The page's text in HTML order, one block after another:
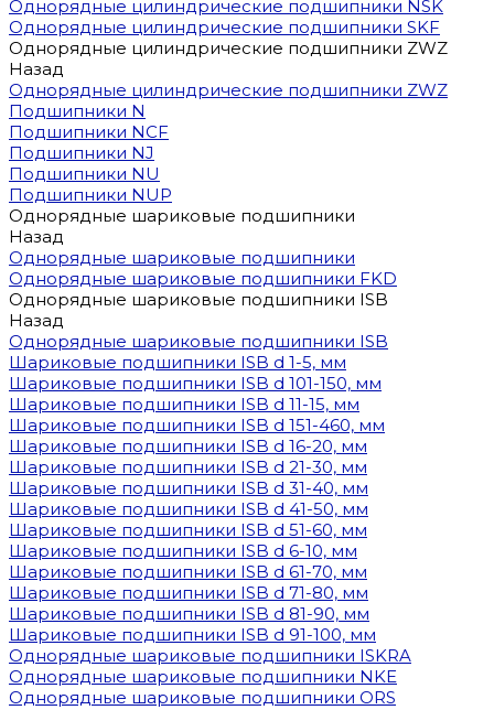
Однорядные цилиндрические подшипники NSK
Однорядные цилиндрические подшипники SKF
Однорядные цилиндрические подшипники ZWZ
Назад
Однорядные цилиндрические подшипники ZWZ
Подшипники N
Подшипники NCF
Подшипники NJ
Подшипники NU
Подшипники NUP
Однорядные шариковые подшипники
Назад
Однорядные шариковые подшипники
Однорядные шариковые подшипники FKD
Однорядные шариковые подшипники ISB
Назад
Однорядные шариковые подшипники ISB
Шариковые подшипники ISB d 1-5, мм
Шариковые подшипники ISB d 101-150, мм
Шариковые подшипники ISB d 11-15, мм
Шариковые подшипники ISB d 151-460, мм
Шариковые подшипники ISB d 16-20, мм
Шариковые подшипники ISB d 21-30, мм
Шариковые подшипники ISB d 31-40, мм
Шариковые подшипники ISB d 41-50, мм
Шариковые подшипники ISB d 51-60, мм
Шариковые подшипники ISB d 6-10, мм
Шариковые подшипники ISB d 61-70, мм
Шариковые подшипники ISB d 71-80, мм
Шариковые подшипники ISB d 81-90, мм
Шариковые подшипники ISB d 91-100, мм
Однорядные шариковые подшипники ISKRA
Однорядные шариковые подшипники NKE
Однорядные шариковые подшипники ORS